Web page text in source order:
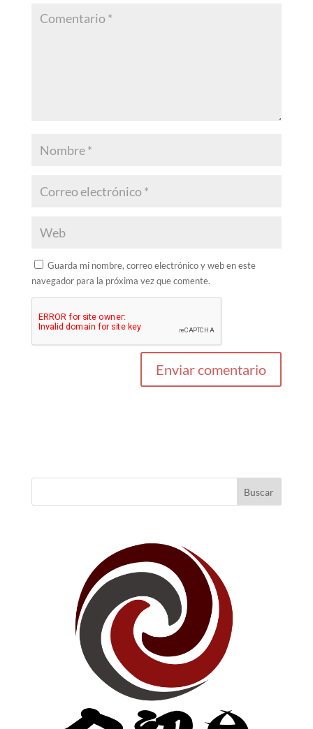
Guarda mi nombre, correo electrónico y web en este
navegador para la próxima vez que comente.